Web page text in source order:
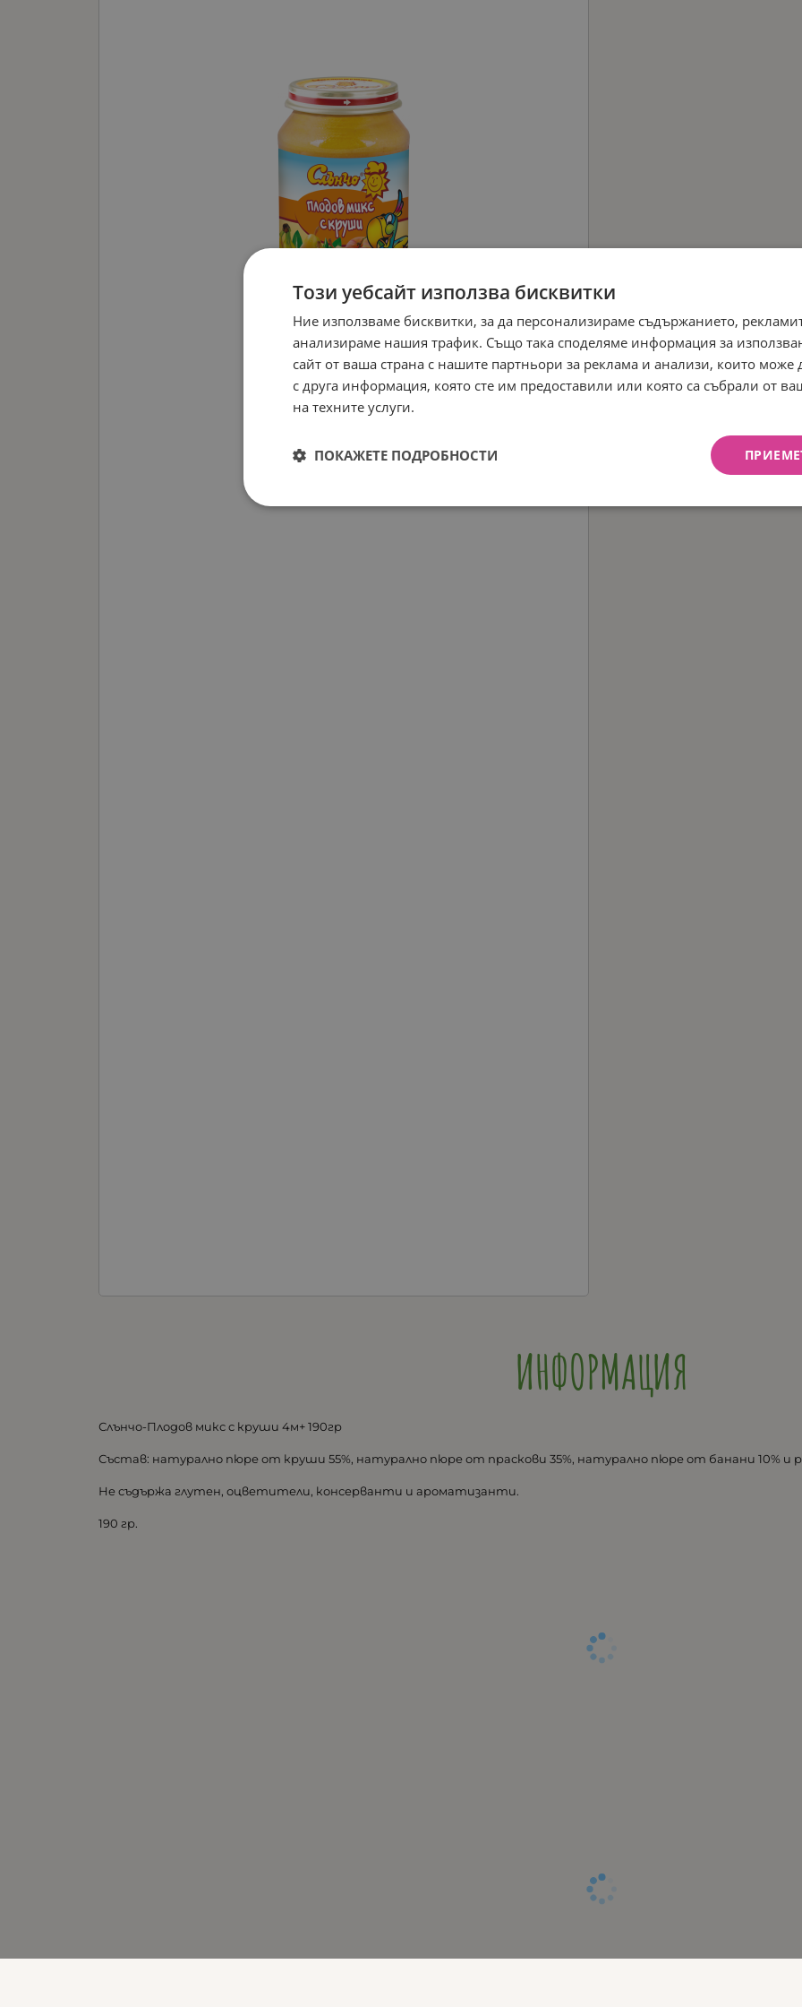
ИНФОРМАЦИЯ
Слънчо-Плодов микс с круши 4м+ 190гр
Състав: натурално пюре от круши 55%, натурално пюре от праскови 35%, натурално пюре от банани 10%
Не съдържа глутен, оцветители, консерванти и ароматизанти.
190 гр.
Този уебсайт използва бисквитки
Ние използваме бисквитки, за да персонализираме съдържанието,
анализираме нашия трафик. Също така споделяме информация за
сайт от ваша страна с нашите партньори за реклама и анализи, които може
с друга информация, която сте им предоставили или която са събрали от
на техните услуги.
ПОКАЖЕТЕ ПОДРОБНОСТИ